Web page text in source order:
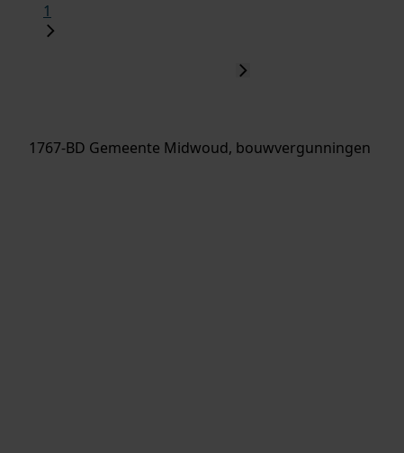
1
1767-BD Gemeente Midwoud, bouwvergunningen